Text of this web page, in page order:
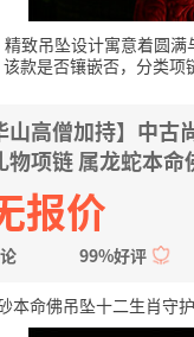
致吊坠设计寓意着圆
该款是否镶嵌否，分类项
山高僧加持】中
物项链 属龙蛇本命
报价
99%好评
本命佛吊坠十二生肖守